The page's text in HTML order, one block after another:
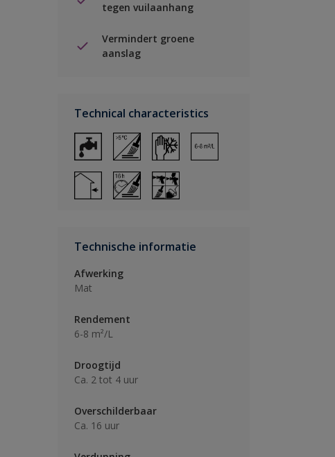
tegen vuilaanhang
Vermindert groene
aanslag
Technical characteristics
Technische informatie
Afwerking
Mat
Rendement
6-8 m²/L
Droogtijd
Ca. 2 tot 4 uur
Overschilderbaar
Ca. 16 uur